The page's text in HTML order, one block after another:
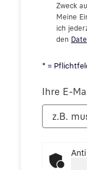
Zweck
Meine
ich
den
* =
Ihre E-